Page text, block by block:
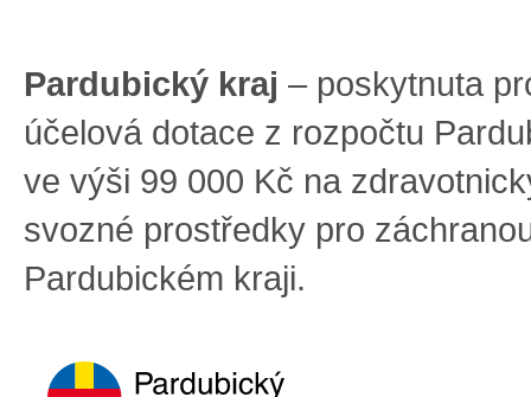
Pardubický kraj – poskytnuta
účelová dotace z rozpočtu
ve výši 99 000 Kč na
svozné prostředky pro
Pardubickém kraji.